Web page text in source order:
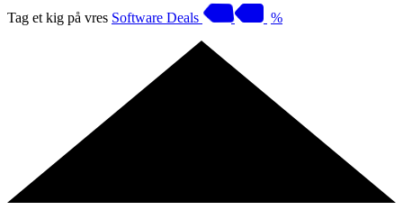
Tag et kig på vres Software Deals %